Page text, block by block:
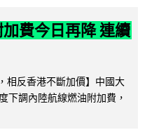
費今日再降 連續
相反香港不斷加價】中國大
下調內陸航線燃油附加費，